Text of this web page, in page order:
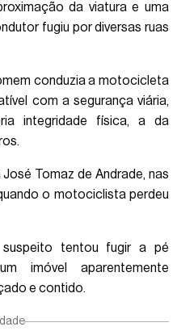
da viatura e uma
fugiu por diversas ruas
conduzia a motocicleta
com a segurança viária,
integridade física, a da
Tomaz de Andrade, nas
o motociclista perdeu
tentou fugir a pé
imóvel aparentemente
e contido.